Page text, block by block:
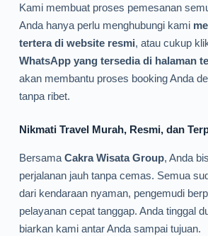
Kami membuat proses pemesanan
Anda hanya perlu menghubungi kami
tertera di website resmi, atau cukup
WhatsApp yang tersedia di halaman
akan membantu proses booking Anda
tanpa ribet.
Nikmati Travel Murah, Resmi, dan
Bersama Cakra Wisata Group, Anda
perjalanan jauh tanpa cemas. Semua
dari kendaraan nyaman, pengemudi
pelayanan cepat tanggap. Anda tinggal
biarkan kami antar Anda sampai tujuan.